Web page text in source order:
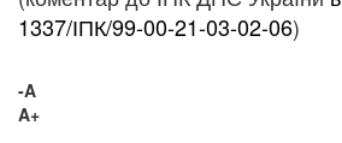
1337/ІПК/99-00-21-03-02-06)
-A
A+